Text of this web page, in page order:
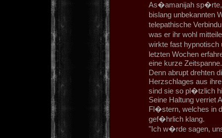
As�amanijah sp�rte,
bislang unbekannten
telepathische
was er ihr wohl
wirkte fast
letzten Wochen
eine kurze Zeitspanne.
Denn abrupt drehten
Herzschlages aus
sind sie so pl�tzlich
Seine Haltung verriet
Fl�stern, welches in
gef�hrlich klang.
"Ich w�rde sagen,